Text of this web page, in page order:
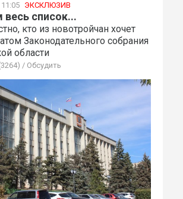
ЭКСКЛЮЗИВ
список...
кто из новотройчан хочет
Законодательного собрания
области
/ Обсудить